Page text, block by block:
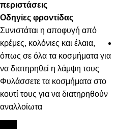
περιστάσεις
Οδηγίες φροντίδας
Συνιστάται η αποφυγή από
κρέμες, κολόνιες και έλαια,
όπως σε όλα τα κοσμήματα για
να διατηρηθεί η λάμψη τους
Φυλάσσετε τα κοσμήματα στο
κουτί τους για να διατηρηθούν
αναλλοίωτα